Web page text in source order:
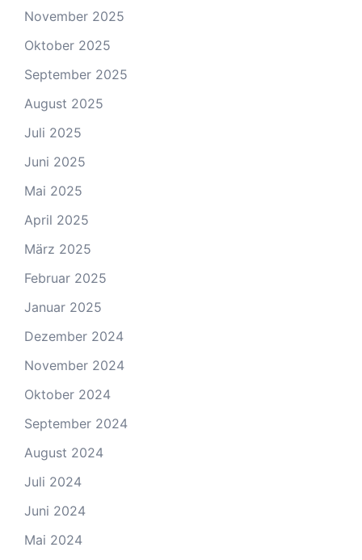
November 2025
Oktober 2025
September 2025
August 2025
Juli 2025
Juni 2025
Mai 2025
April 2025
März 2025
Februar 2025
Januar 2025
Dezember 2024
November 2024
Oktober 2024
September 2024
August 2024
Juli 2024
Juni 2024
Mai 2024